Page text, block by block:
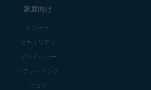
家庭向け
サポート
セキュリティ
プライバシー
パフォーマンス
ブログ